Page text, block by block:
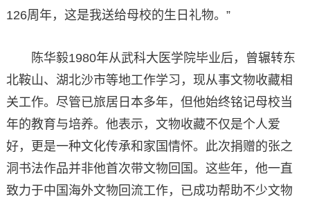
126周年，这是我送给母校的生日礼物。”
陈华毅1980年从武科大医学院毕业后，曾辗转东
北鞍山、湖北沙市等地工作学习，现从事文物收藏相
关工作。尽管已旅居日本多年，但他始终铭记母校当
年的教育与培养。他表示，文物收藏不仅是个人爱
好，更是一种文化传承和家国情怀。此次捐赠的张之
洞书法作品并非他首次带文物回国。这些年，他一直
致力于中国海外文物回流工作，已成功帮助不少文物